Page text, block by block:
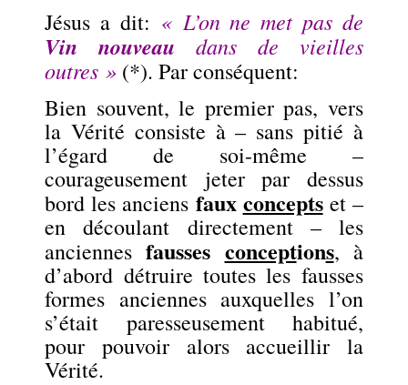
Jésus a dit: « L’on ne met pas de
Vin nouveau dans de vieilles
outres » (*). Par conséquent:
Bien souvent, le premier pas, vers
la Vérité consiste à – sans pitié à
l’égard de soi-même –
courageusement jeter par dessus
bord les anciens faux conceptset –
en découlant directement – les
anciennesfausses conceptions, à
d’abord détruire toutes les fausses
formes anciennes auxquelles l’on
s’était paresseusement habitué,
pour pouvoir alors accueillir la
Vérité.